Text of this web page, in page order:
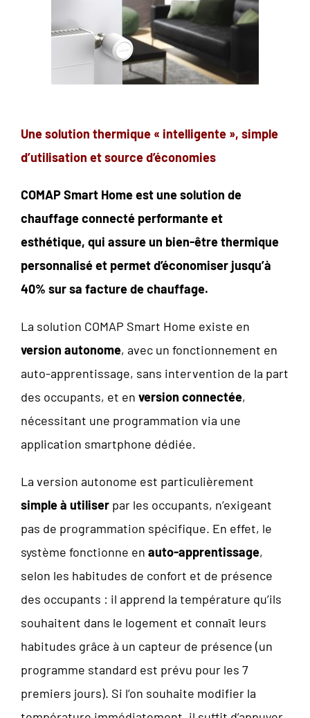
Une solution thermique « intelligente », simple
d’utilisation et source d’économies
COMAP Smart Home est une solution de
chauffage connecté performante et
esthétique, qui assure un bien-être thermique
personnalisé et permet d’économiser jusqu’à
40% sur sa facture de chauffage.
La solution COMAP Smart Home existe en
version autonome, avec un fonctionnement en
auto-apprentissage, sans intervention de la part
des occupants, et en version connectée,
nécessitant une programmation via une
application smartphone dédiée.
La version autonome est particulièrement
simple à utiliser par les occupants, n’exigeant
pas de programmation spécifique. En effet, le
système fonctionne en auto-apprentissage,
selon les habitudes de confort et de présence
des occupants : il apprend la température qu’ils
souhaitent dans le logement et connaît leurs
habitudes grâce à un capteur de présence (un
programme standard est prévu pour les 7
premiers jours). Si l’on souhaite modifier la